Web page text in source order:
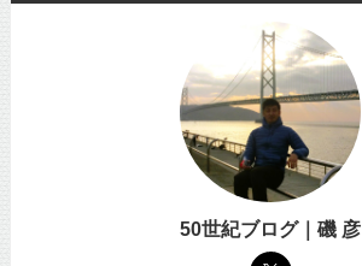
50世紀ブログ｜磯 彦